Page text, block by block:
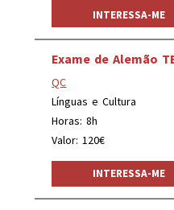
INTERESSA-ME
Exame de Alemão
QC
Línguas e Cultura
Horas: 8h
Valor: 120€
INTERESSA-ME